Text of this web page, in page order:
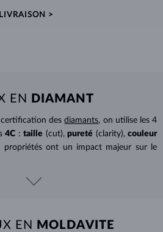
LIVRAISON >
EN DIAMANT
certification desdiamants, on utilise les 4
4C : taille (cut), pureté (clarity), couleur
propriétés ont un impact majeur sur le
EN MOLDAVITE